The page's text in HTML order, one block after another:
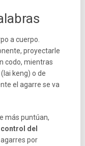
a cuerpo.
proyectarle
codo, mientras
keng) o de
el agarre se va
más puntúan,
control del
por